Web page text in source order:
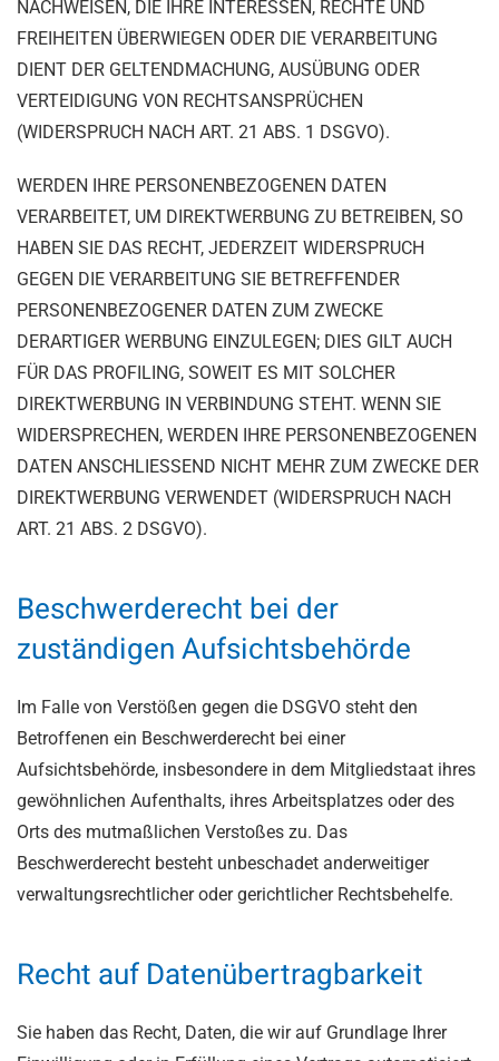
NACHWEISEN, DIE IHRE INTERESSEN, RECHTE UND
FREIHEITEN ÜBERWIEGEN ODER DIE VERARBEITUNG
DIENT DER GELTENDMACHUNG, AUSÜBUNG ODER
VERTEIDIGUNG VON RECHTSANSPRÜCHEN
(WIDERSPRUCH NACH ART. 21 ABS. 1 DSGVO).
WERDEN IHRE PERSONENBEZOGENEN DATEN
VERARBEITET, UM DIREKTWERBUNG ZU BETREIBEN, SO
HABEN SIE DAS RECHT, JEDERZEIT WIDERSPRUCH
GEGEN DIE VERARBEITUNG SIE BETREFFENDER
PERSONENBEZOGENER DATEN ZUM ZWECKE
DERARTIGER WERBUNG EINZULEGEN; DIES GILT AUCH
FÜR DAS PROFILING, SOWEIT ES MIT SOLCHER
DIREKTWERBUNG IN VERBINDUNG STEHT. WENN SIE
WIDERSPRECHEN, WERDEN IHRE PERSONENBEZOGENEN
DATEN ANSCHLIESSEND NICHT MEHR ZUM ZWECKE DER
DIREKTWERBUNG VERWENDET (WIDERSPRUCH NACH
ART. 21 ABS. 2 DSGVO).
Beschwerde­recht bei der
zuständigen Aufsichts­behörde
Im Falle von Verstößen gegen die DSGVO steht den
Betroffenen ein Beschwerderecht bei einer
Aufsichtsbehörde, insbesondere in dem Mitgliedstaat ihres
gewöhnlichen Aufenthalts, ihres Arbeitsplatzes oder des
Orts des mutmaßlichen Verstoßes zu. Das
Beschwerderecht besteht unbeschadet anderweitiger
verwaltungsrechtlicher oder gerichtlicher Rechtsbehelfe.
Recht auf Daten­übertrag­barkeit
Sie haben das Recht, Daten, die wir auf Grundlage Ihrer